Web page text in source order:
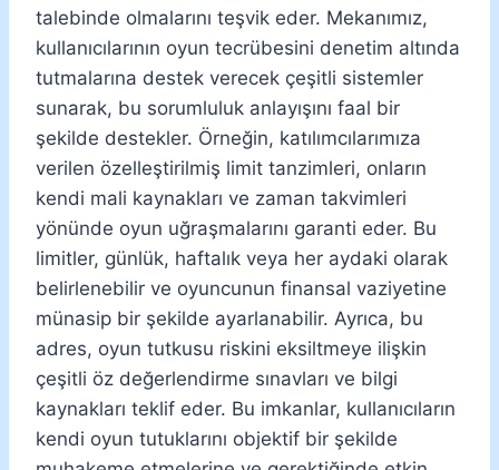
talebinde olmalarını teşvik eder. Mekanımız,
kullanıcılarının oyun tecrübesini denetim altında
tutmalarına destek verecek çeşitli sistemler
sunarak, bu sorumluluk anlayışını faal bir
şekilde destekler. Örneğin, katılımcılarımıza
verilen özelleştirilmiş limit tanzimleri, onların
kendi mali kaynakları ve zaman takvimleri
yönünde oyun uğraşmalarını garanti eder. Bu
limitler, günlük, haftalık veya her aydaki olarak
belirlenebilir ve oyuncunun finansal vaziyetine
münasip bir şekilde ayarlanabilir. Ayrıca, bu
adres, oyun tutkusu riskini eksiltmeye ilişkin
çeşitli öz değerlendirme sınavları ve bilgi
kaynakları teklif eder. Bu imkanlar, kullanıcıların
kendi oyun tutuklarını objektif bir şekilde